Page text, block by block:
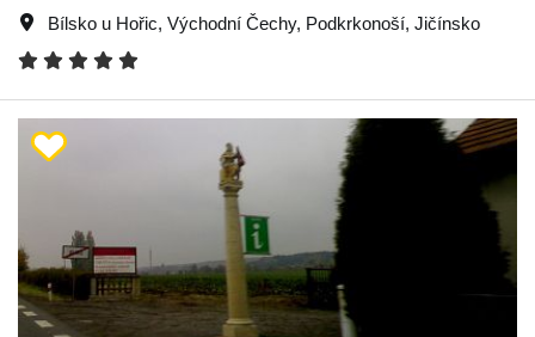
Bílsko u Hořic, Východní Čechy, Podkrkonoší, Jičínsko